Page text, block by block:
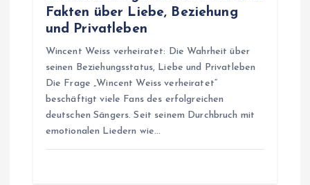
Fakten über Liebe, Beziehung
und Privatleben
Wincent Weiss verheiratet: Die Wahrheit über
seinen Beziehungsstatus, Liebe und Privatleben
Die Frage „Wincent Weiss verheiratet“
beschäftigt viele Fans des erfolgreichen
deutschen Sängers. Seit seinem Durchbruch mit
emotionalen Liedern wie…